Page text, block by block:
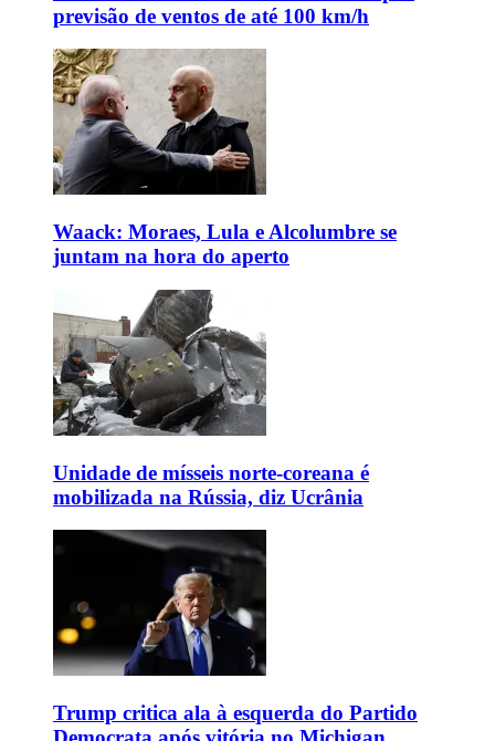
previsão de ventos de até 100 km/h
Waack: Moraes, Lula e Alcolumbre se
juntam na hora do aperto
Unidade de mísseis norte-coreana é
mobilizada na Rússia, diz Ucrânia
Trump critica ala à esquerda do Partido